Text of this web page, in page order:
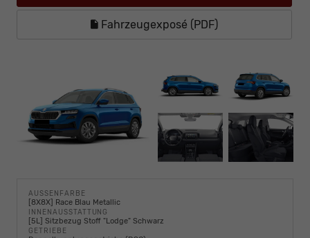
Fahrzeugexposé (PDF)
AUSSENFARBE
[8X8X] Race Blau Metallic
INNENAUSSTATTUNG
[5L] Sitzbezug Stoff "Lodge" Schwarz
GETRIEBE